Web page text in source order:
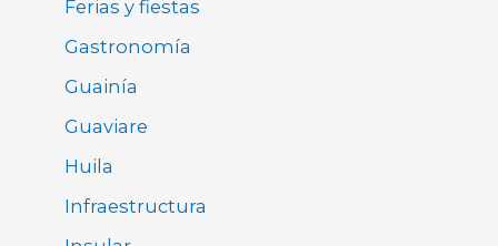
Ferias y fiestas
Gastronomía
Guainía
Guaviare
Huila
Infraestructura